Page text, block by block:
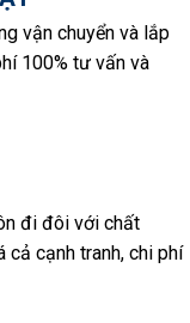
vận chuyển và lắp
100% tư vấn và
đi đôi với chất
cả cạnh tranh, chi phí